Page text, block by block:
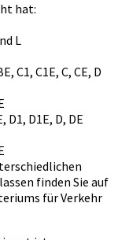
hat:
L
C1, C1E, C, CE, D
D1, D1E, D, DE
finden Sie auf
für Verkehr